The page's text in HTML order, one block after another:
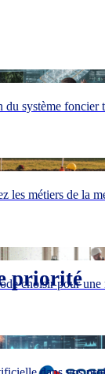
système foncier
les métiers de la
choisir pour
priorité